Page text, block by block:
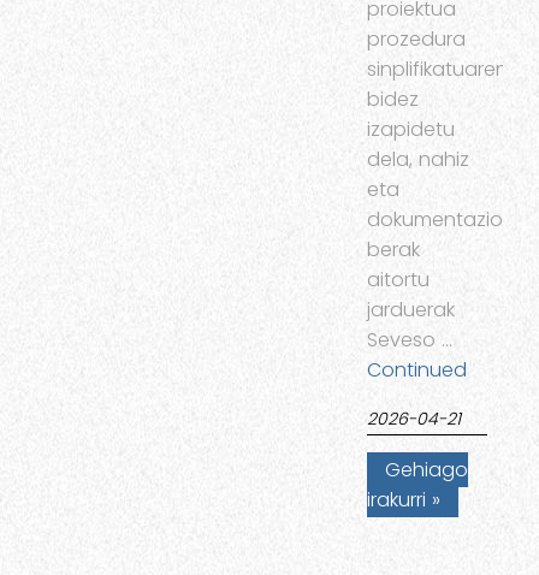
proiektua
prozedura
sinplifikatuaren
bidez
izapidetu
dela, nahiz
eta
dokumentazioak
berak
aitortu
jarduerak
Seveso …
Continued
2026-04-21
Gehiago
irakurri